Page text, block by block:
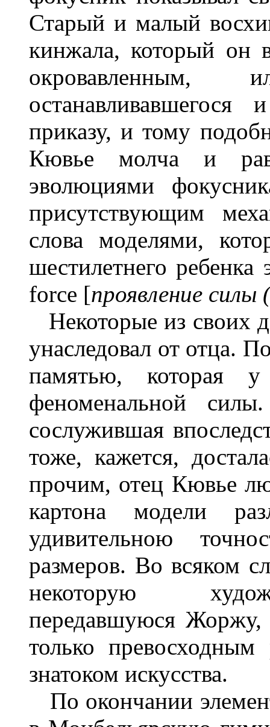
Старый и малый
кинжала, который он
окровавленным,
приказу, и тому
Кювье молча и
эволюциями
присутствующим
слова моделями,
шестилетнего
force [проявление силы
Некоторые из своих
унаследовал от отца.
памятью, которая
феноменальной
сослужившая
тоже, кажется,
прочим, отец Кювье
картона модели
удивительною
размеров. Во всяком
некоторую
передавшуюся Жоржу,
только
знатоком искусства.
По окончании